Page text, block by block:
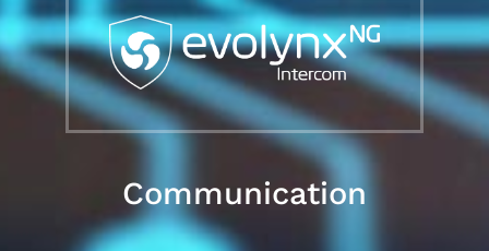
Communication